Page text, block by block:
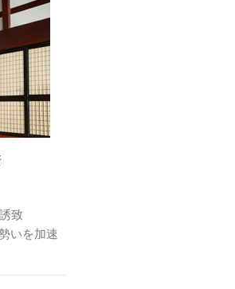
致
いを加速